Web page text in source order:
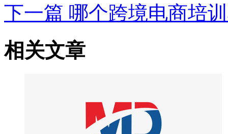
下一篇 哪个跨境电商培
相关文章